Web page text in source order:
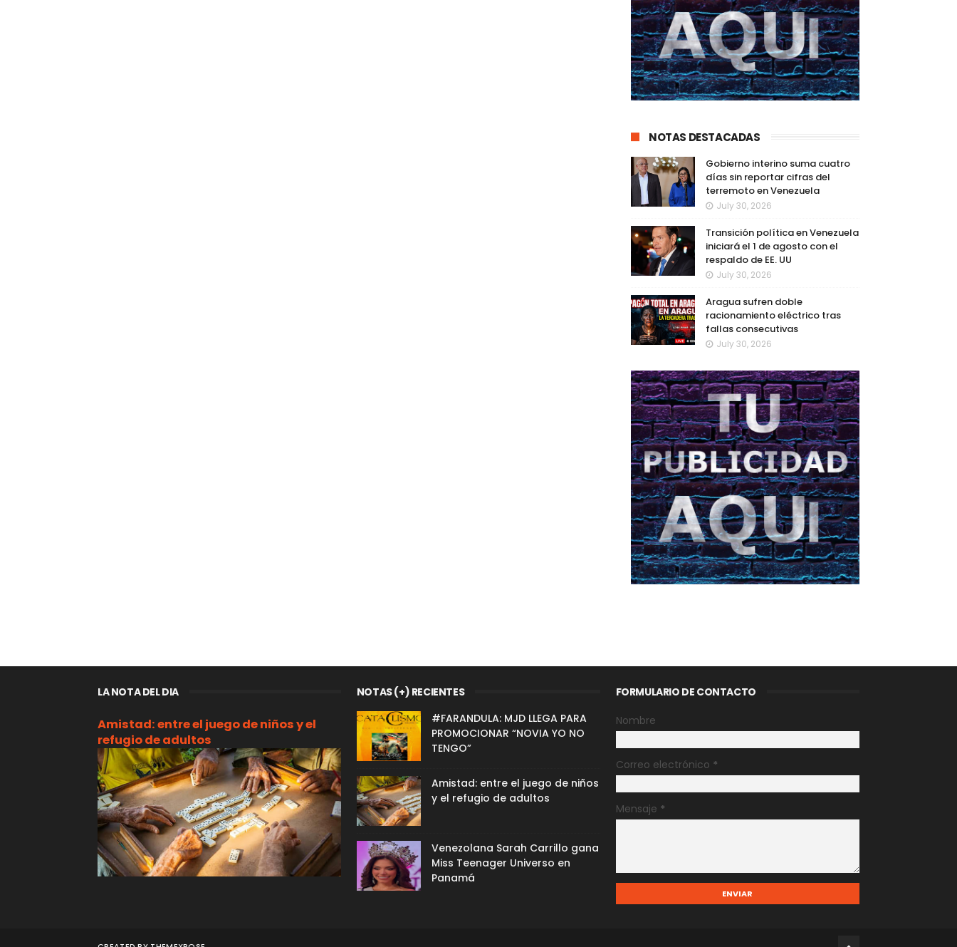
NOTAS DESTACADAS
Gobierno interino suma cuatro
días sin reportar cifras del
terremoto en Venezuela
July 30, 2026
Transición política en Venezuela
iniciará el 1 de agosto con el
respaldo de EE. UU
July 30, 2026
Aragua sufren doble
racionamiento eléctrico tras
fallas consecutivas
July 30, 2026
LA NOTA DEL DIA
Amistad: entre el juego de niños y el
refugio de adultos
NOTAS (+) RECIENTES
#FARANDULA: MJD LLEGA PARA
PROMOCIONAR “NOVIA YO NO
TENGO”
Amistad: entre el juego de niños
y el refugio de adultos
Venezolana Sarah Carrillo gana
Miss Teenager Universo en
Panamá
FORMULARIO DE CONTACTO
Nombre
Correo electrónico *
Mensaje *